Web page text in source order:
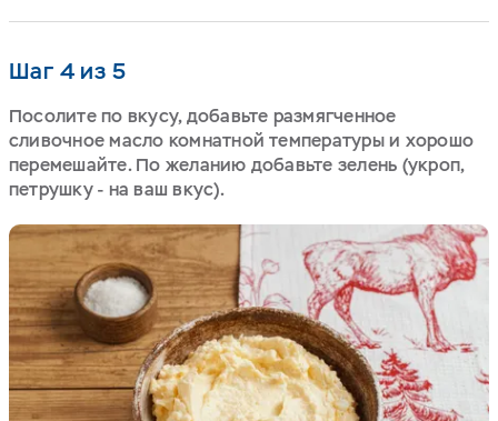
Шаг 4 из 5
Посолите по вкусу, добавьте размягченное
сливочное масло комнатной температуры и хорошо
перемешайте. По желанию добавьте зелень (укроп,
петрушку - на ваш вкус).